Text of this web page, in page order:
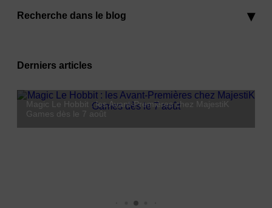
Recherche dans le blog
Derniers articles
Lorcana Hyperia City : Coco débarque le 23 octobre
Magic Le Hobbit : les Avant-Premières chez MajestiK
Games dès le 7 août
MajestiK Games à Paris est Ludique 2026 : on vous y